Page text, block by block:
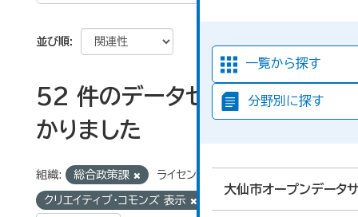
一覧から探す
分野別に探す
大仙市オープンデータ
並び順
52 件のデータセットが見つ
かりました
組織: 総合政策課 ライセンス:
クリエイティブ・コモンズ 表示